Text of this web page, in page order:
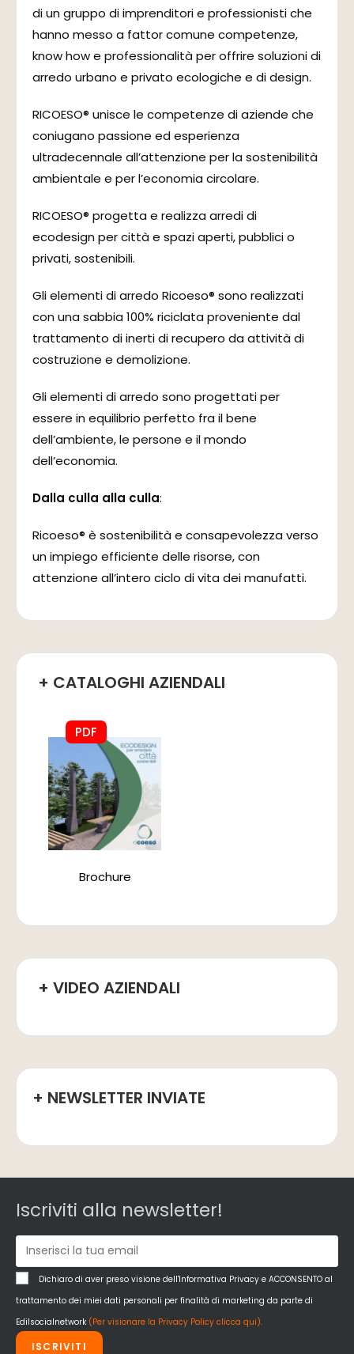
di un gruppo di imprenditori e professionisti che
hanno messo a fattor comune competenze,
know how e professionalità per offrire soluzioni di
arredo urbano e privato ecologiche e di design.
RICOESO® unisce le competenze di aziende che
coniugano passione ed esperienza
ultradecennale all’attenzione per la sostenibilità
ambientale e per l’economia circolare.
RICOESO® progetta e realizza arredi di
ecodesign per città e spazi aperti, pubblici o
privati, sostenibili.
Gli elementi di arredo Ricoeso® sono realizzati
con una sabbia 100% riciclata proveniente dal
trattamento di inerti di recupero da attività di
costruzione e demolizione.
Gli elementi di arredo sono progettati per
essere in equilibrio perfetto fra il bene
dell’ambiente, le persone e il mondo
dell’economia.
Dalla culla alla culla:
Ricoeso® è sostenibilità e consapevolezza verso
un impiego efficiente delle risorse, con
attenzione all’intero ciclo di vita dei manufatti.
+ CATALOGHI AZIENDALI
PDF
Brochure
+ VIDEO AZIENDALI
+ NEWSLETTER INVIATE
Iscriviti alla newsletter!
Dichiaro di aver preso visione dell'Informativa Privacy e ACCONSENTO al
trattamento dei miei dati personali per finalità di marketing da parte di
Edilsocialnetwork (Per visionare la Privacy Policy clicca qui).
ISCRIVITI